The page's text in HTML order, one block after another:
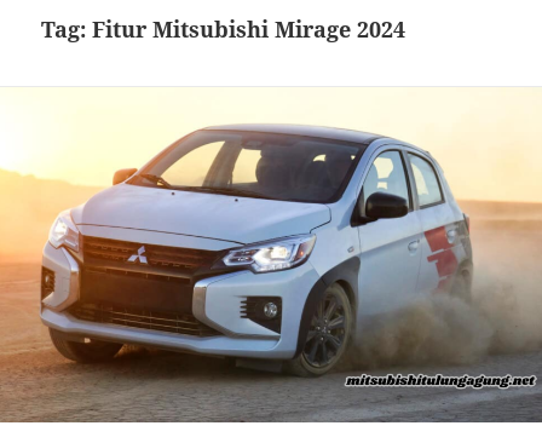
Tag:Fitur Mitsubishi Mirage 2024